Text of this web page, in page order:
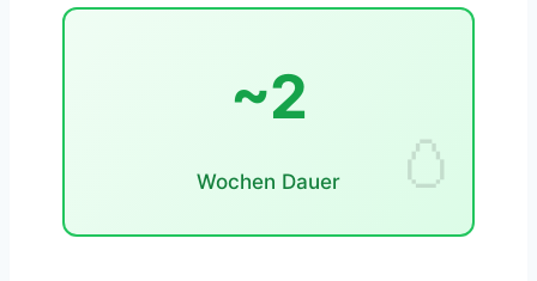
~2
Wochen Dauer